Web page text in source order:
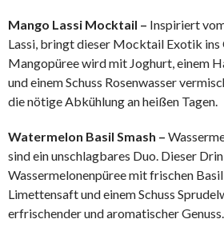
Mango Lassi Mocktail – Inspiriert
Lassi, bringt dieser Mocktail Exotik ins
Mangopüree wird mit Joghurt, einem
und einem Schuss Rosenwasser
die nötige Abkühlung an heißen Tagen.
Watermelon Basil Smash –
sind ein unschlagbares Duo. Dieser
Wassermelonenpüree mit frischen
Limettensaft und einem Schuss
erfrischender und aromatischer Genuss.